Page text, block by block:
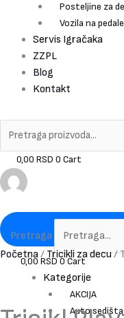
Posteljine za
Vozila na pedale
Servis Igračaka
ZZPL
Blog
Kontakt
0,00 RSD 0 Cart
Pretraga
0,00RSD0Cart
Kategorije
AKCIJA
Auto sedišta
Početna/ Tricikli za decu/